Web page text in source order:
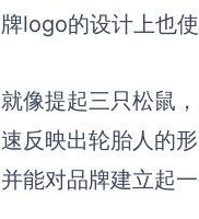
牌logo的设计上也
就像提起三只松鼠
速反映出轮胎人的
并能对品牌建立起